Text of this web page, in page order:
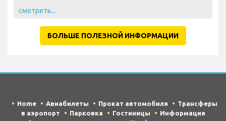
смотреть...
БОЛЬШЕ ПОЛЕЗНОЙ ИНФОРМАЦИИ
Home Авиабилеты Прокат автомобиля
Трансферы
в аэропорт
Парковка Гостиницы
Информация